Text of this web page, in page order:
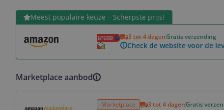
Meest populaire keuze – Scherpste prijs!
3 tot 4 dagenGratis verzending
Check de website voor de
Bekijk product
Marketplace aanbod
Marketplace 3 tot 4 dagenGratis